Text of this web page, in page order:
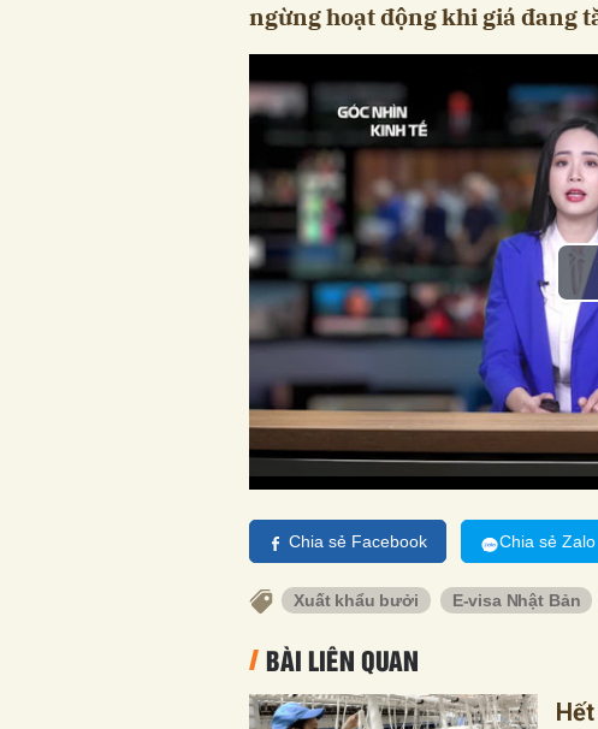
ngừng hoạt động khi giá đang
Chia sẻ Facebook Chia sẻ Zalo
Xuất khẩu bưởi E-visa Nhật Bản
BÀI LIÊN QUAN